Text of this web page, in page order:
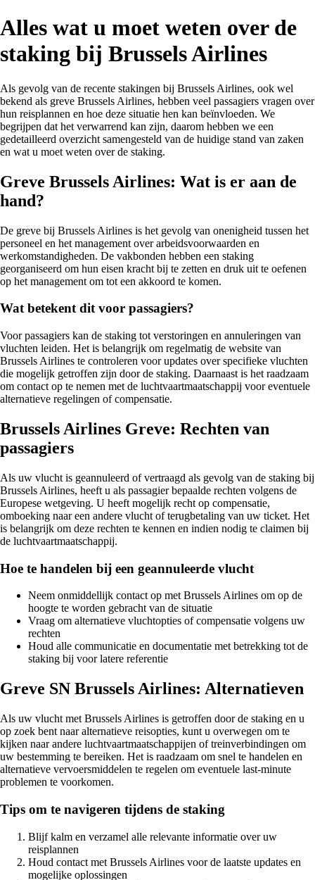
Alles wat u moet weten over de
staking bij Brussels Airlines
Als gevolg van de recente stakingen bij Brussels Airlines, ook wel
bekend als greve Brussels Airlines, hebben veel passagiers vragen over
hun reisplannen en hoe deze situatie hen kan beïnvloeden. We
begrijpen dat het verwarrend kan zijn, daarom hebben we een
gedetailleerd overzicht samengesteld van de huidige stand van zaken
en wat u moet weten over de staking.
Greve Brussels Airlines: Wat is er aan de
hand?
De greve bij Brussels Airlines is het gevolg van onenigheid tussen het
personeel en het management over arbeidsvoorwaarden en
werkomstandigheden. De vakbonden hebben een staking
georganiseerd om hun eisen kracht bij te zetten en druk uit te oefenen
op het management om tot een akkoord te komen.
Wat betekent dit voor passagiers?
Voor passagiers kan de staking tot verstoringen en annuleringen van
vluchten leiden. Het is belangrijk om regelmatig de website van
Brussels Airlines te controleren voor updates over specifieke vluchten
die mogelijk getroffen zijn door de staking. Daarnaast is het raadzaam
om contact op te nemen met de luchtvaartmaatschappij voor eventuele
alternatieve regelingen of compensatie.
Brussels Airlines Greve: Rechten van
passagiers
Als uw vlucht is geannuleerd of vertraagd als gevolg van de staking bij
Brussels Airlines, heeft u als passagier bepaalde rechten volgens de
Europese wetgeving. U heeft mogelijk recht op compensatie,
omboeking naar een andere vlucht of terugbetaling van uw ticket. Het
is belangrijk om deze rechten te kennen en indien nodig te claimen bij
de luchtvaartmaatschappij.
Hoe te handelen bij een geannuleerde vlucht
Neem onmiddellijk contact op met Brussels Airlines om op de
hoogte te worden gebracht van de situatie
Vraag om alternatieve vluchtopties of compensatie volgens uw
rechten
Houd alle communicatie en documentatie met betrekking tot de
staking bij voor latere referentie
Greve SN Brussels Airlines: Alternatieven
Als uw vlucht met Brussels Airlines is getroffen door de staking en u
op zoek bent naar alternatieve reisopties, kunt u overwegen om te
kijken naar andere luchtvaartmaatschappijen of treinverbindingen om
uw bestemming te bereiken. Het is raadzaam om snel te handelen en
alternatieve vervoersmiddelen te regelen om eventuele last-minute
problemen te voorkomen.
Tips om te navigeren tijdens de staking
Blijf kalm en verzamel alle relevante informatie over uw
reisplannen
Houd contact met Brussels Airlines voor de laatste updates en
mogelijke oplossingen